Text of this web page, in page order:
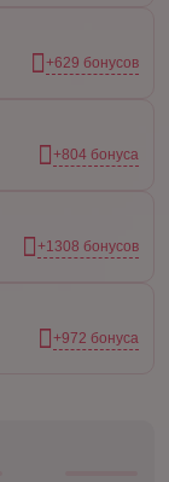
+629 бонусов
+804 бонуса
+1308 бонусов
+972 бонуса